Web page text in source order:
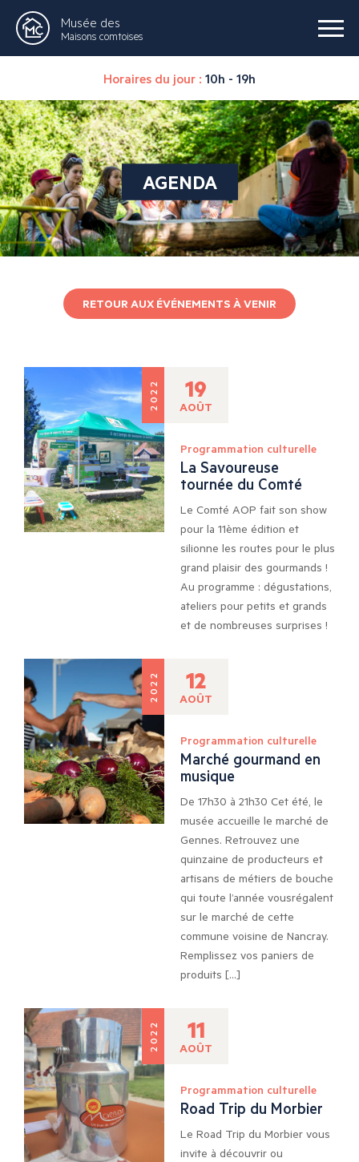
Musée des
Maisons comtoises
Horaires du jour : 10h - 19h
AGENDA
RETOUR AUX ÉVÉNEMENTS À VENIR
2022 19
AOÛT
Programmation culturelle
La Savoureuse
tournée du Comté
Le Comté AOP fait son show
pour la 11ème édition et
silionne les routes pour le plus
grand plaisir des gourmands !
Au programme : dégustations,
ateliers pour petits et grands
et de nombreuses surprises !
2022 12
AOÛT
Programmation culturelle
Marché gourmand en
musique
De 17h30 à 21h30 Cet été, le
musée accueille le marché de
Gennes. Retrouvez une
quinzaine de producteurs et
artisans de métiers de bouche
qui toute l’année vousrégalent
sur le marché de cette
commune voisine de Nancray.
Remplissez vos paniers de
produits […]
2022 11
AOÛT
Programmation culturelle
Road Trip du Morbier
Le Road Trip du Morbier vous
invite à découvrir ou